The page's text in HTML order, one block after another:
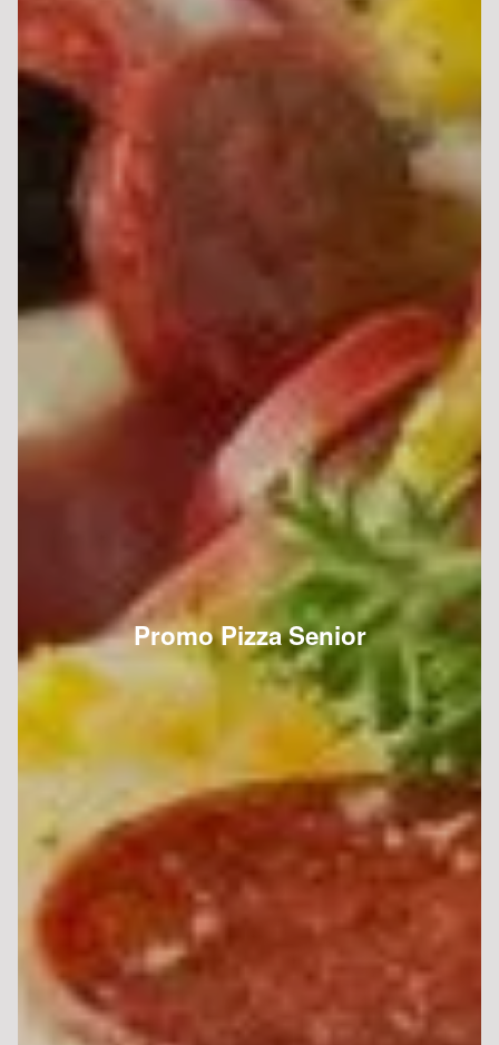
Promo Pizza Senior